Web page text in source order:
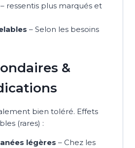
– ressentis plus marqués et
– Selon les besoins
&
bien toléré. Effets
(rares) :
légères – Chez les